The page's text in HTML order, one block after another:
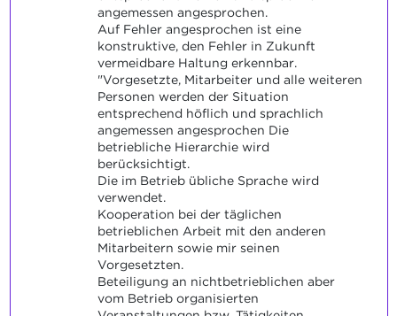
angemessen angesprochen.
Auf Fehler angesprochen ist eine
konstruktive, den Fehler in Zukunft
vermeidbare Haltung erkennbar.
"Vorgesetzte, Mitarbeiter und alle weiteren
Personen werden der Situation
entsprechend höflich und sprachlich
angemessen angesprochen Die
betriebliche Hierarchie wird
berücksichtigt.
Die im Betrieb übliche Sprache wird
verwendet.
Kooperation bei der täglichen
betrieblichen Arbeit mit den anderen
Mitarbeitern sowie mir seinen
Vorgesetzten.
Beteiligung an nichtbetrieblichen aber
vom Betrieb organisierten